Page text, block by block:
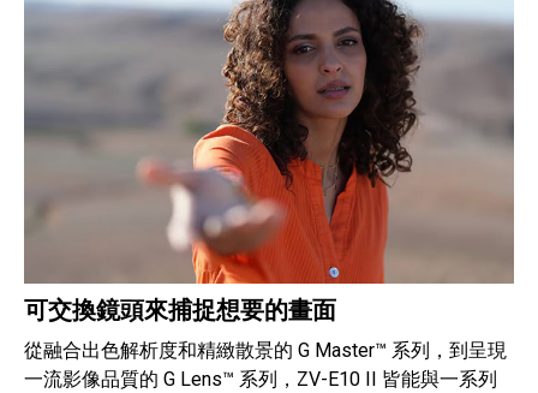
可交換鏡頭來捕捉想要的畫面
從融合出色解析度和精緻散景的 G Master™ 系列，到呈現
一流影像品質的 G Lens™ 系列，ZV-E10 II 皆能與一系列